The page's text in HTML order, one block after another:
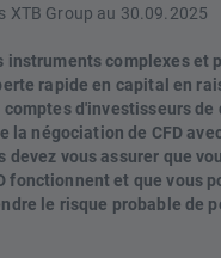
XTB Group au 30.09.2025
instruments complexes et
rapide en capital en
comptes d'investisseurs
la négociation de CFD
devez vous assurer que
fonctionnent et que vous
le risque probable de